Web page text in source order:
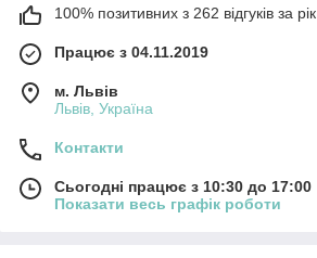
100% позитивних з 262 відгуків за рік
Працює з 04.11.2019
м. Львів
Львів, Україна
Контакти
Сьогодні працює з 10:30 до 17:00
Показати весь графік роботи